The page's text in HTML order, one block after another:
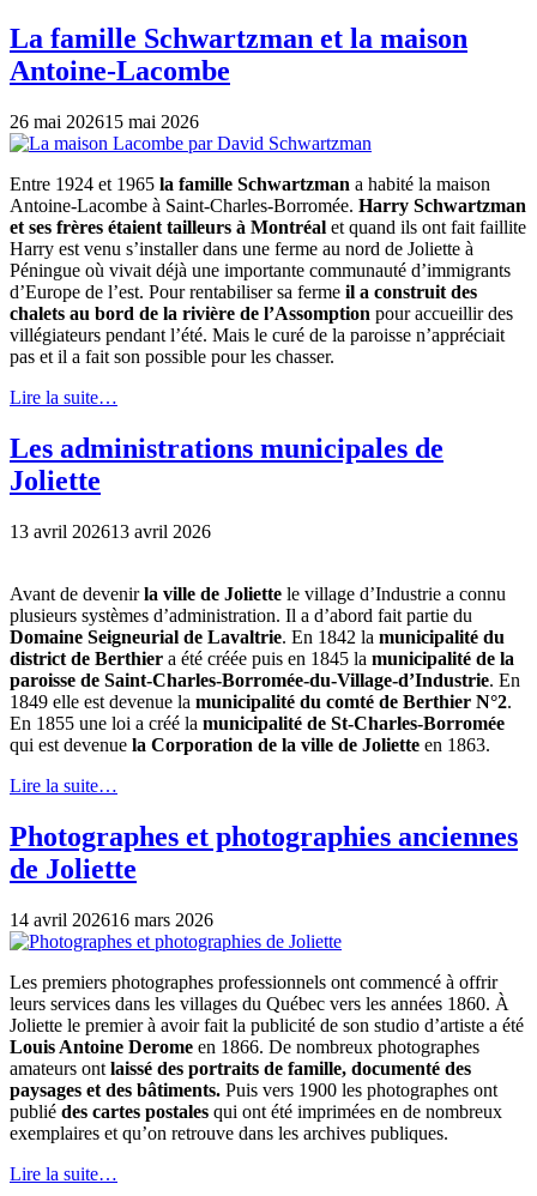
La famille Schwartzman et la maison
Antoine-Lacombe
26 mai 202615 mai 2026
Entre 1924 et 1965 la famille Schwartzman a habité la maison
Antoine-Lacombe à Saint-Charles-Borromée. Harry Schwartzman
et ses frères étaient tailleurs à Montréal et quand ils ont fait faillite
Harry est venu s’installer dans une ferme au nord de Joliette à
Péningue où vivait déjà une importante communauté d’immigrants
d’Europe de l’est. Pour rentabiliser sa ferme il a construit des
chalets au bord de la rivière de l’Assomption pour accueillir des
villégiateurs pendant l’été. Mais le curé de la paroisse n’appréciait
pas et il a fait son possible pour les chasser.
Lire la suite…
Les administrations municipales de
Joliette
13 avril 202613 avril 2026
Avant de devenirla ville de Joliette le village d’Industrie a connu
plusieurs systèmes d’administration. Il a d’abord fait partie du
Domaine Seigneurial de Lavaltrie. En 1842 la municipalité du
district de Berthier a été créée puis en 1845 la municipalité de la
paroisse de Saint-Charles-Borromée-du-Village-d’Industrie. En
1849 elle est devenue la municipalité du comté de Berthier N°2.
En 1855 une loi a créé la municipalité de St-Charles-Borromée
qui est devenue la Corporation de la ville de Joliette en 1863.
Lire la suite…
Photographes et photographies anciennes
de Joliette
14 avril 202616 mars 2026
Les premiers photographes professionnels ont commencé à offrir
leurs services dans les villages du Québec vers les années 1860. À
Joliette le premier à avoir fait la publicité de son studio d’artiste a été
Louis Antoine Derome en 1866. De nombreux photographes
amateurs ont laissé des portraits de famille, documenté des
paysages et des bâtiments. Puis vers 1900 les photographes ont
publié des cartes postales qui ont été imprimées en de nombreux
exemplaires et qu’on retrouve dans les archives publiques.
Lire la suite…